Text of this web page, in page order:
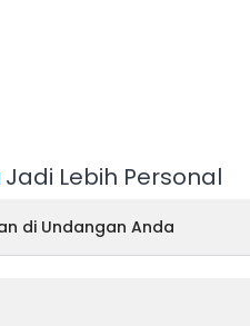
Jadi Lebih Personal
di Undangan Anda